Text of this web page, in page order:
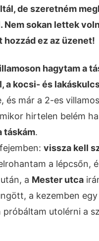
de szeretném
sokan lettek
hozzád ez az üzenet!
hagytam a
a kocsi- és
és már a 2-es villamos
hirtelen belém
táskám.
vissza kell
a lépcsőn,
a Mester utca
a kezemben
utolérni a